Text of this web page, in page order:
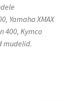
Yamaha XMAX
400, Kymco
mudelid.​